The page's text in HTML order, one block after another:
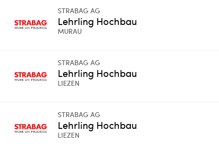
STRABAG AG
Lehrling Hochbau
MURAU
STRABAG AG
Lehrling Hochbau
LIEZEN
STRABAG AG
Lehrling Hochbau
LIEZEN